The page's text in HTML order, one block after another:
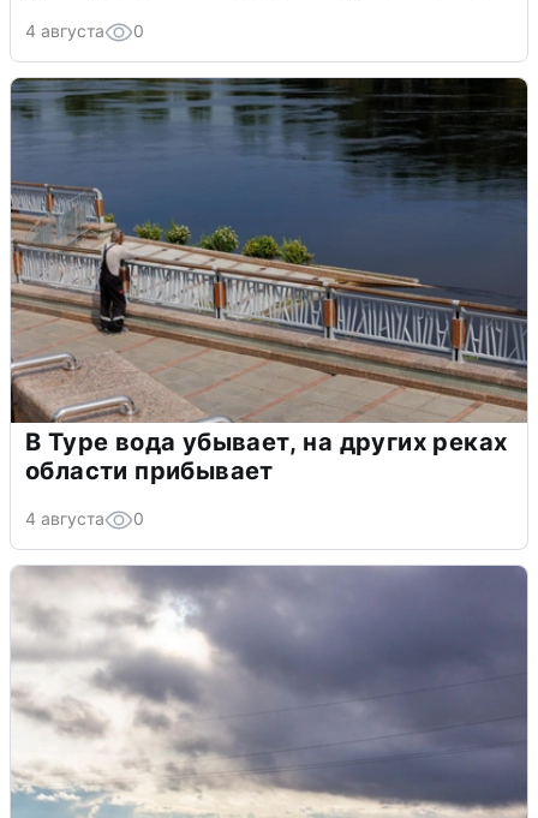
4 августа 0
В Туре вода убывает, на других реках
области прибывает
4 августа 0